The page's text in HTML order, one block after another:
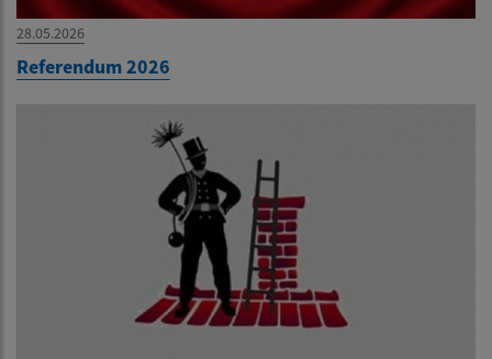
28.05.2026
Referendum 2026